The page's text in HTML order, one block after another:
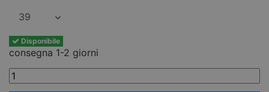
Disponibile
consegna 1-2 giorni